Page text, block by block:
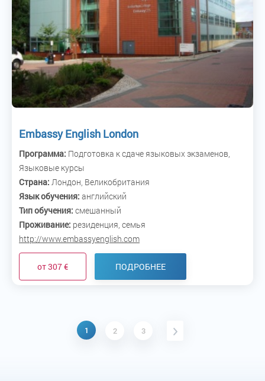
Embassy English London
Программа: Подготовка к сдаче языковых экзаменов,
Языковые курсы
Страна: Лондон, Великобритания
Язык обучения: английский
Тип обучения: смешанный
Проживание: резиденция, семья
http://www.embassyenglish.com
от 307 € ПОДРОБНЕЕ
1 2 3